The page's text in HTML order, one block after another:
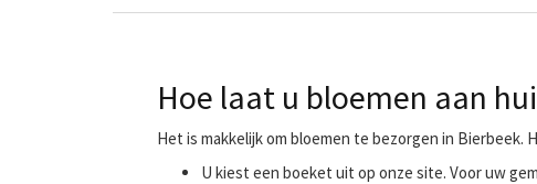
Hoe laat u bloemen aan
Het is makkelijk om bloemen te bezorgen in
U kiest een boeket uit op onze site. Voor uw